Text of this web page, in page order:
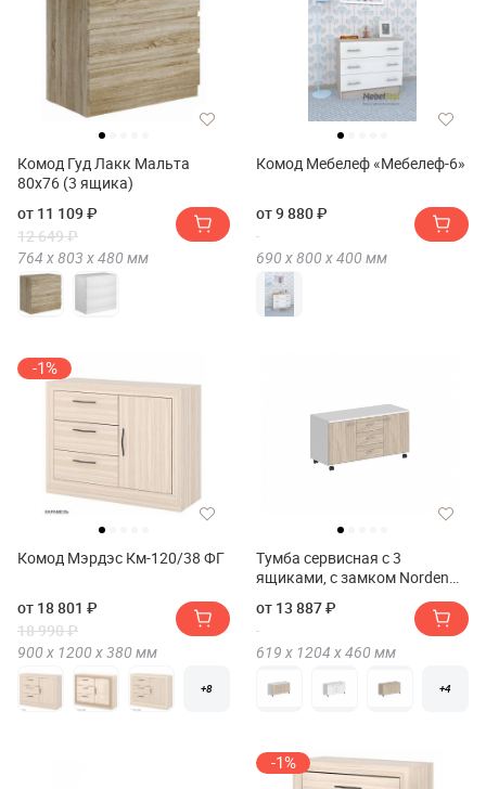
Комод Гуд Лакк Мальта
80х76 (3 ящика)
от 11 109 ₽
12 649 ₽
764 х803 х480 мм
Комод Мебелеф «Мебелеф-6»
от 9 880 ₽
690 х800 х400 мм
-1%
Комод Мэрдэс Км-120/38 ФГ
от 18 801 ₽
18 990 ₽
900 х 1200 х380 мм
+8
Тумба сервисная с 3
ящиками, с замком Norden
от 13 887 ₽
619 х 1204 х460 мм
+4
-1%